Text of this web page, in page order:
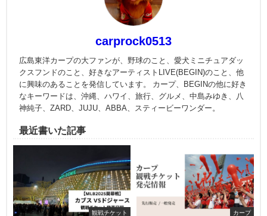
carprock0513
広島東洋カープの大ファンが、野球のこと、愛犬ミニチュアダッ
クスフンドのこと、好きなアーティストLIVE(BEGIN)のこと、他
に興味のあることを発信しています。 カープ、BEGINの他に好き
なキーワードは、沖縄、ハワイ、旅行、グルメ、中島みゆき、八
神純子、ZARD、JUJU、ABBA、スティービーワンダー。
最近書いた記事
観戦チケット カープ